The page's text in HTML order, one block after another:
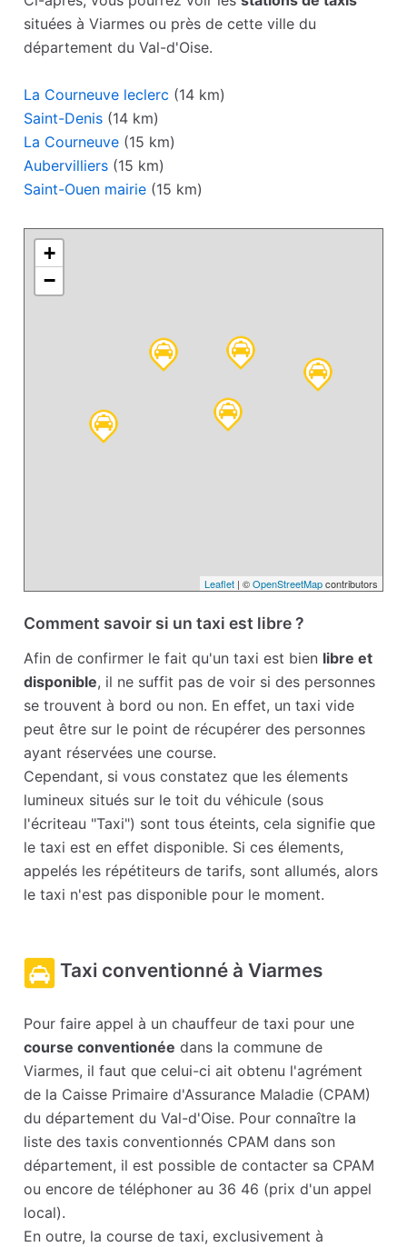
situées à Viarmes ou près de cette ville du
département du Val-d'Oise.
La Courneuve leclerc (14 km)
Saint-Denis (14 km)
La Courneuve (15 km)
Aubervilliers (15 km)
Saint-Ouen mairie (15 km)
+
−
Leaflet| ©OpenStreetMapcontributors
Comment savoir si un taxi est libre ?
Afin de confirmer le fait qu'un taxi est bien libre et
disponible, il ne suffit pas de voir si des personnes
se trouvent à bord ou non. En effet, un taxi vide
peut être sur le point de récupérer des personnes
ayant réservées une course.
Cependant, si vous constatez que les élements
lumineux situés sur le toit du véhicule (sous
l'écriteau "Taxi") sont tous éteints, cela signifie que
le taxi est en effet disponible. Si ces élements,
appelés les répétiteurs de tarifs, sont allumés, alors
le taxi n'est pas disponible pour le moment.
Taxi conventionné à Viarmes
Pour faire appel à un chauffeur de taxi pour une
course conventionée dans la commune de
Viarmes, il faut que celui-ci ait obtenu l'agrément
de la Caisse Primaire d'Assurance Maladie (CPAM)
du département du Val-d'Oise. Pour connaître la
liste des taxis conventionnés CPAM dans son
département, il est possible de contacter sa CPAM
ou encore de téléphoner au 36 46 (prix d'un appel
local).
En outre, la course de taxi, exclusivement à